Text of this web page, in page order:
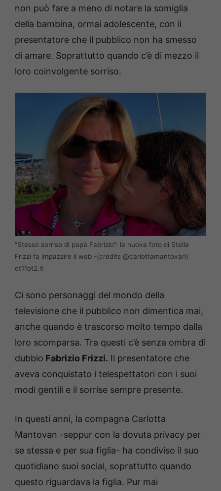
non può fare a meno di notare la somiglia
della bambina, ormai adolescente, con il
presentatore che il pubblico non ha smesso
di amare. Soprattutto quando c’è di mezzo il
loro coinvolgente sorriso.
“Stesso sorriso di papà Fabrizio”: la nuova foto di Stella
Frizzi fa impazzire il web -(credits @carlottamantovan)
ot11ot2.it
Ci sono personaggi del mondo della
televisione che il pubblico non dimentica mai,
anche quando è trascorso molto tempo dalla
loro scomparsa. Tra questi c’è senza ombra di
dubbio Fabrizio Frizzi. Il presentatore che
aveva conquistato i telespettatori con i suoi
modi gentili e il sorrise sempre presente.
In questi anni, la compagna Carlotta
Mantovan -seppur con la dovuta privacy per
se stessa e per sua figlia- ha condiviso il suo
quotidiano suoi social, soprattutto quando
questo riguardava la figlia. Pur mai